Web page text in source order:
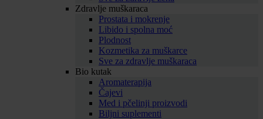
Zdravlje muškaraca
Prostata i mokrenje
Libido i spolna moć
Plodnost
Kozmetika za muškarce
Sve za zdravlje muškaraca
Bio kutak
Aromaterapija
Čajevi
Med i pčelinji proizvodi
Biljni suplementi